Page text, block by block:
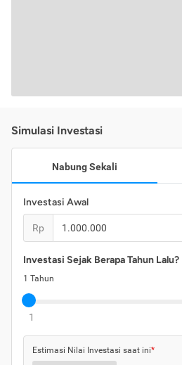
Simulasi Investasi
Nabung Sekali
Investasi Awal
Rp
Investasi Sejak Berapa Tahun Lalu?
1 Tahun
1
Estimasi Nilai Investasi saat ini*